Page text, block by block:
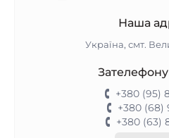
Наша
Україна, смт.
+380 (95)
+380 (68)
+380 (63)